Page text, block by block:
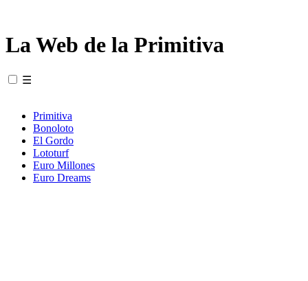
La Web de la Primitiva
☰
Primitiva
Bonoloto
El Gordo
Lototurf
Euro Millones
Euro Dreams